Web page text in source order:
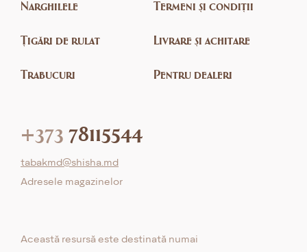
Narghilele
Țigări de rulat
Trabucuri
Termeni și condiții
Livrare și achitare
Pentru dealeri
+373 78115544
tabakmd@shisha.md
Adresele magazinelor
Această resursă este destinată numai